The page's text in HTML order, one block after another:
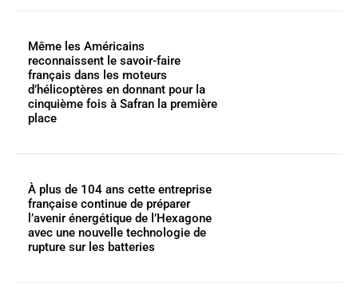
Même les Américains
reconnaissent le savoir-faire
français dans les moteurs
d’hélicoptères en donnant pour la
cinquième fois à Safran la première
place
À plus de 104 ans cette entreprise
française continue de préparer
l’avenir énergétique de l’Hexagone
avec une nouvelle technologie de
rupture sur les batteries